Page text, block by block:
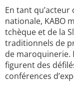
En tant qu’acteur
nationale, KABO
tchèque et de la
traditionnels de
de maroquinerie.
figurent des
conférences